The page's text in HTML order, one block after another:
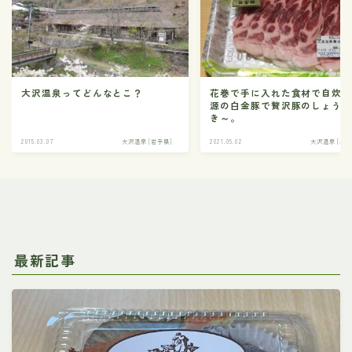
大沢温泉ってどんなとこ？
2015.03.07 大沢温泉 [岩手県]
花巻で手に入れた食材で自炊
源の白金豚で贅沢豚のしょう
き～。
2021.05.02 大沢温泉 [岩
最新記事